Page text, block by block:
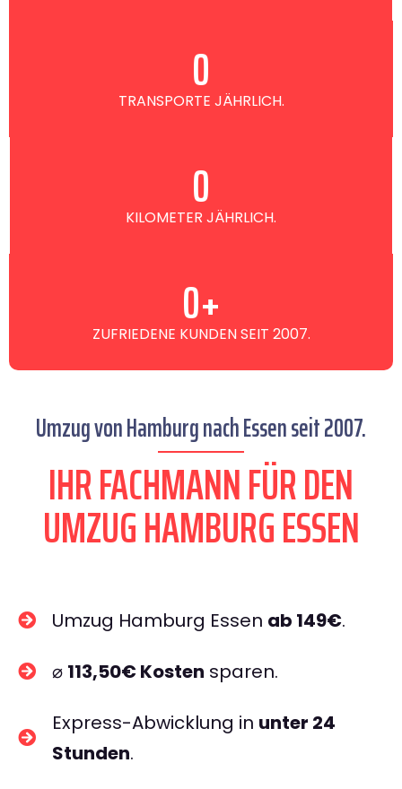
TRANSPORTE JÄHRLICH.
0
KILOMETER JÄHRLICH.
0
ZUFRIEDENE KUNDEN SEIT 2007.
0+
Umzug von Hamburg nach Essen seit 2007.
IHR FACHMANN FÜR DEN
UMZUG HAMBURG ESSEN
Umzug Hamburg Essen ab 149€.
⌀ 113,50€ Kosten sparen.
Express-Abwicklung in unter 24
Stunden.